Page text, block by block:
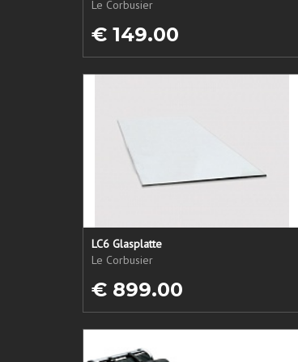
Le Corbusier
€ 149.00
LC6 Glasplatte
Le Corbusier
€ 899.00